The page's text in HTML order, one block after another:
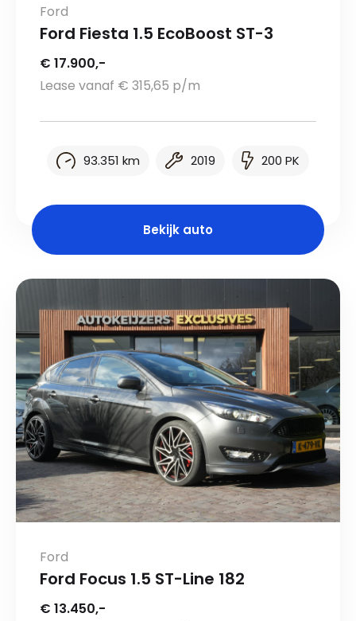
Ford
Ford Fiesta 1.5 EcoBoost ST-3
€ 17.900,-
Lease vanaf € 315,65 p/m
93.351 km 2019 200 PK
Bekijk auto
Ford
Ford Focus 1.5 ST-Line 182
€ 13.450,-